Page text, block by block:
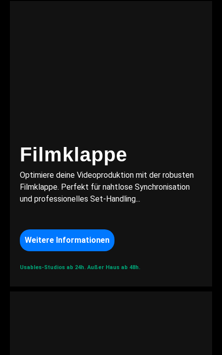
Filmklappe
Optimiere deine Videoproduktion mit der robusten
Filmklappe. Perfekt für nahtlose Synchronisation
und professionelles Set-Handling...
Weitere Informationen
Usables-Studios ab 24h. Außer Haus ab 48h.